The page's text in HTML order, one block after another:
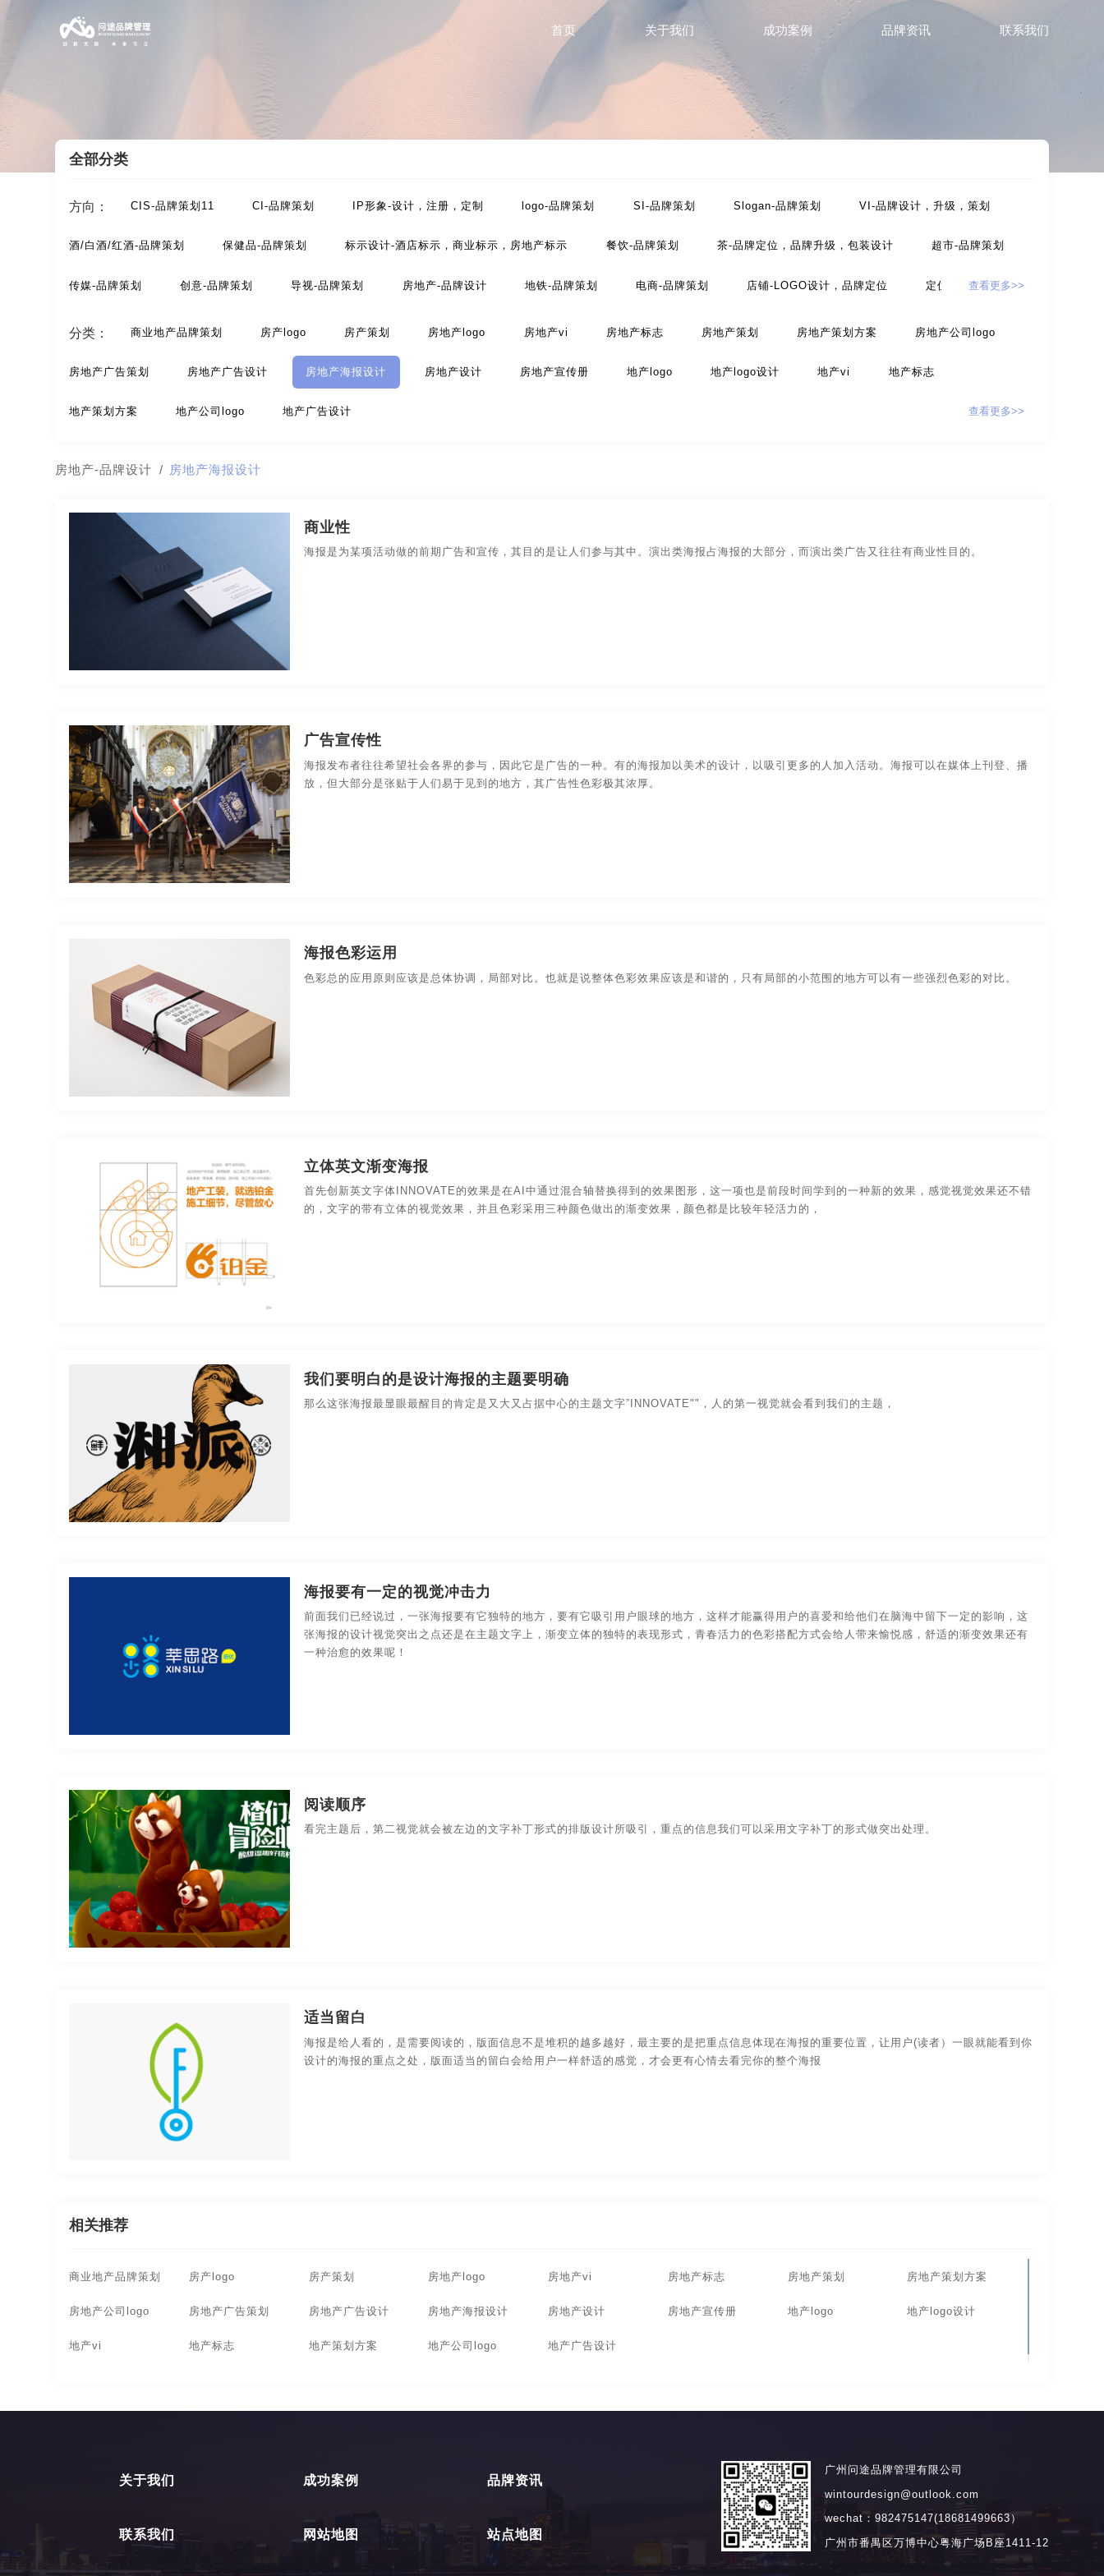
首页 关于我们 成功案例 品牌资讯 联系我们
案例索引 房地产-品牌设计 房地产海报设计
全部分类
方向： CIS-品牌策划11 CI-品牌策划 IP形象-设计，注册，定制 logo-品牌策划 SI-品牌策划 Slogan-品牌策划 VI-品牌设计，升级，策划
酒/白酒/红酒-品牌策划 保健品-品牌策划 标示设计-酒店标示，商业标示，房地产标示 餐饮-品牌策划 茶-品牌定位，品牌升级，包装设计 超市-品牌策划
传媒-品牌策划 创意-品牌策划 导视-品牌策划 房地产-品牌设计 地铁-品牌策划 电商-品牌策划 店铺-LOGO设计，品牌定位 定位-品牌策划
动漫-品牌策划 儿童-品牌策划 服装-品牌策划 工业-品牌策划 公共关系-品牌策划 化妆品-品牌设计，包装设计 农产品-品牌策划
汽车-品牌策划 网站-品牌策划 微商品-品牌策划 文化-品牌策划 药品-品牌策划 画册/宣传册-品牌设计 互联网-品牌策划 环保公司-品牌策划
极简logo-品牌策划 建筑-品牌策划 教育-品牌策划
金融-品牌策划 景区-品牌策划
农业/农产品-品牌策划 平面-品牌策划
视觉-品牌策划 视频-品牌策划
饮料-品牌策划
餐饮-包装设计 茶-包装设计 包装袋-包装设计
果汁-包装设计 化妆品-包装设计 礼品包装-包装设计 食品-包装设计 数码产品-包装设计 包装盒-包装设计 物品-包装设计
药品医疗-包装设计 印刷-包装设计
商业空间导视
查看更多>>
分类： 商业地产品牌策划 房产logo 房产策划 房地产logo 房地产vi 房地产标志 房地产策划 房地产策划方案 房地产公司logo
房地产广告策划 房地产广告设计 房地产海报设计 房地产设计 房地产宣传册 地产logo 地产logo设计 地产vi 地产标志
地产策划方案 地产公司logo 地产广告设计 查看更多>>
房地产-品牌设计 / 房地产海报设计
商业性
海报是为某项活动做的前期广告和宣传，其目的是让人们参与其中。演出类海报占海报的大部分，而演出类广告又往往有商业性目的。
广告宣传性
海报发布者往往希望社会各界的参与，因此它是广告的一种。有的海报加以美术的设计，以吸引更多的人加入活动。海报可以在媒体上刊登、播
放，但大部分是张贴于人们易于见到的地方，其广告性色彩极其浓厚。
海报色彩运用
色彩总的应用原则应该是总体协调，局部对比。也就是说整体色彩效果应该是和谐的，只有局部的小范围的地方可以有一些强烈色彩的对比。
立体英文渐变海报
首先创新英文字体INNOVATE的效果是在AI中通过混合轴替换得到的效果图形，这一项也是前段时间学到的一种新的效果，感觉视觉效果还不错
的，文字的带有立体的视觉效果，并且色彩采用三种颜色做出的渐变效果，颜色都是比较年轻活力的，
我们要明白的是设计海报的主题要明确
那么这张海报最显眼最醒目的肯定是又大又占据中心的主题文字”INNOVATE""，人的第一视觉就会看到我们的主题，
海报要有一定的视觉冲击力
前面我们已经说过，一张海报要有它独特的地方，要有它吸引用户眼球的地方，这样才能赢得用户的喜爱和给他们在脑海中留下一定的影响，这
张海报的设计视觉突出之点还是在主题文字上，渐变立体的独特的表现形式，青春活力的色彩搭配方式会给人带来愉悦感，舒适的渐变效果还有
一种治愈的效果呢！
阅读顺序
看完主题后，第二视觉就会被左边的文字补丁形式的排版设计所吸引，重点的信息我们可以采用文字补丁的形式做突出处理。
适当留白
海报是给人看的，是需要阅读的，版面信息不是堆积的越多越好，最主要的是把重点信息体现在海报的重要位置，让用户(读者）一眼就能看到你
设计的海报的重点之处，版面适当的留白会给用户一样舒适的感觉，才会更有心情去看完你的整个海报
相关推荐
商业地产品牌策划 房产logo 房产策划 房地产logo 房地产vi 房地产标志 房地产策划 房地产策划方案
房地产公司logo 房地产广告策划 房地产广告设计 房地产海报设计 房地产设计 房地产宣传册 地产logo 地产logo设计
地产vi 地产标志 地产策划方案 地产公司logo 地产广告设计
关于我们 成功案例 品牌资讯
联系我们 网站地图 站点地图
广州问途品牌管理有限公司
wintourdesign@outlook.com
wechat：982475147(18681499663）
广州市番禺区万博中心粤海广场B座1411-12